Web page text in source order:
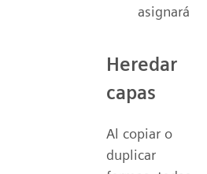
asignará
Heredar
capas
Al copiar o
duplicar